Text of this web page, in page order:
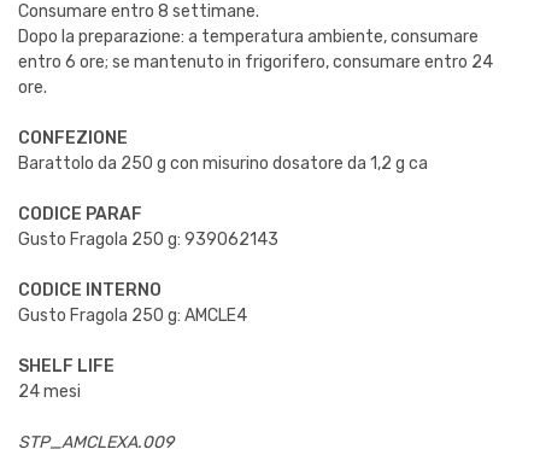
Consumare entro 8 settimane.
Dopo la preparazione: a temperatura ambiente, consumare
entro 6 ore; se mantenuto in frigorifero, consumare entro 24
ore.
CONFEZIONE
Barattolo da 250 g con misurino dosatore da 1,2 g ca
CODICE PARAF
Gusto Fragola 250 g: 939062143
CODICE INTERNO
Gusto Fragola 250 g: AMCLE4
SHELF LIFE
24 mesi
STP_AMCLEXA.009